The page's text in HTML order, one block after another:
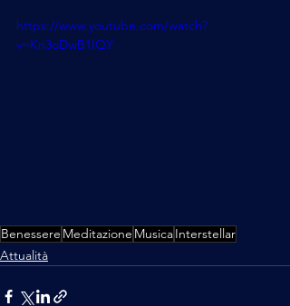
https://www.youtube.com/watch?
v=Kn3oDwB1IQY
Benessere Meditazione MusicaInterstellar
Attualità